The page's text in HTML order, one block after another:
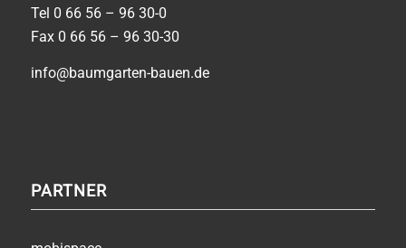
Tel 0 66 56 – 96 30-0
Fax 0 66 56 – 96 30-30
info@baumgarten-bauen.de
PARTNER